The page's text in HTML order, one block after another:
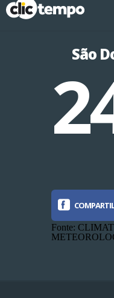
São
Fonte: CLIMATEMPO
Fonte: